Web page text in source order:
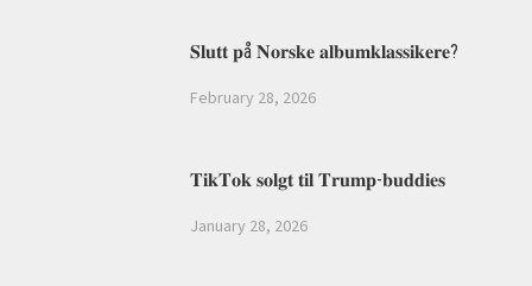
𝐒𝐥𝐮𝐭𝐭 𝐩å 𝐍𝐨𝐫𝐬𝐤𝐞 𝐚𝐥𝐛𝐮𝐦𝐤𝐥𝐚𝐬𝐬𝐢𝐤𝐞𝐫𝐞?
February 28, 2026
𝐓𝐢𝐤𝐓𝐨𝐤 𝐬𝐨𝐥𝐠𝐭 𝐭𝐢𝐥 𝐓𝐫𝐮𝐦𝐩-𝐛𝐮𝐝𝐝𝐢𝐞𝐬
January 28, 2026